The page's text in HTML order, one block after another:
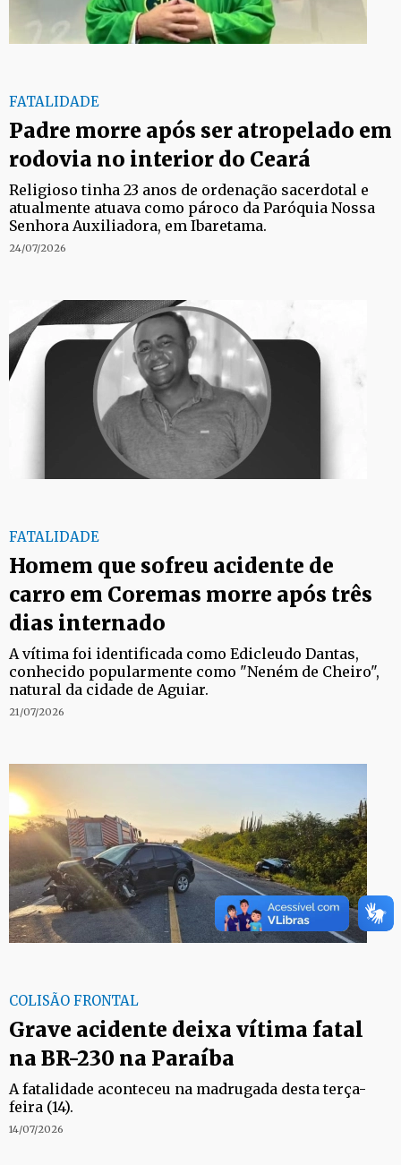
FATALIDADE
Padre morre após ser atropelado em
rodovia no interior do Ceará
Religioso tinha 23 anos de ordenação sacerdotal e
atualmente atuava como pároco da Paróquia Nossa
Senhora Auxiliadora, em Ibaretama.
24/07/2026
FATALIDADE
Homem que sofreu acidente de
carro em Coremas morre após três
dias internado
A vítima foi identificada como Edicleudo Dantas,
conhecido popularmente como "Neném de Cheiro",
natural da cidade de Aguiar.
21/07/2026
COLISÃO FRONTAL
Grave acidente deixa vítima fatal
na BR-230 na Paraíba
A fatalidade aconteceu na madrugada desta terça-
feira (14).
14/07/2026